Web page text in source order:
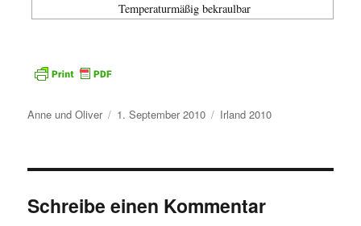
Temperaturmäßig bekraulbar
Autor
Anne und Oliver
Veröffentlicht
1. September 2010 Kategorien
Irland 2010
Schreibe einen Kommentar